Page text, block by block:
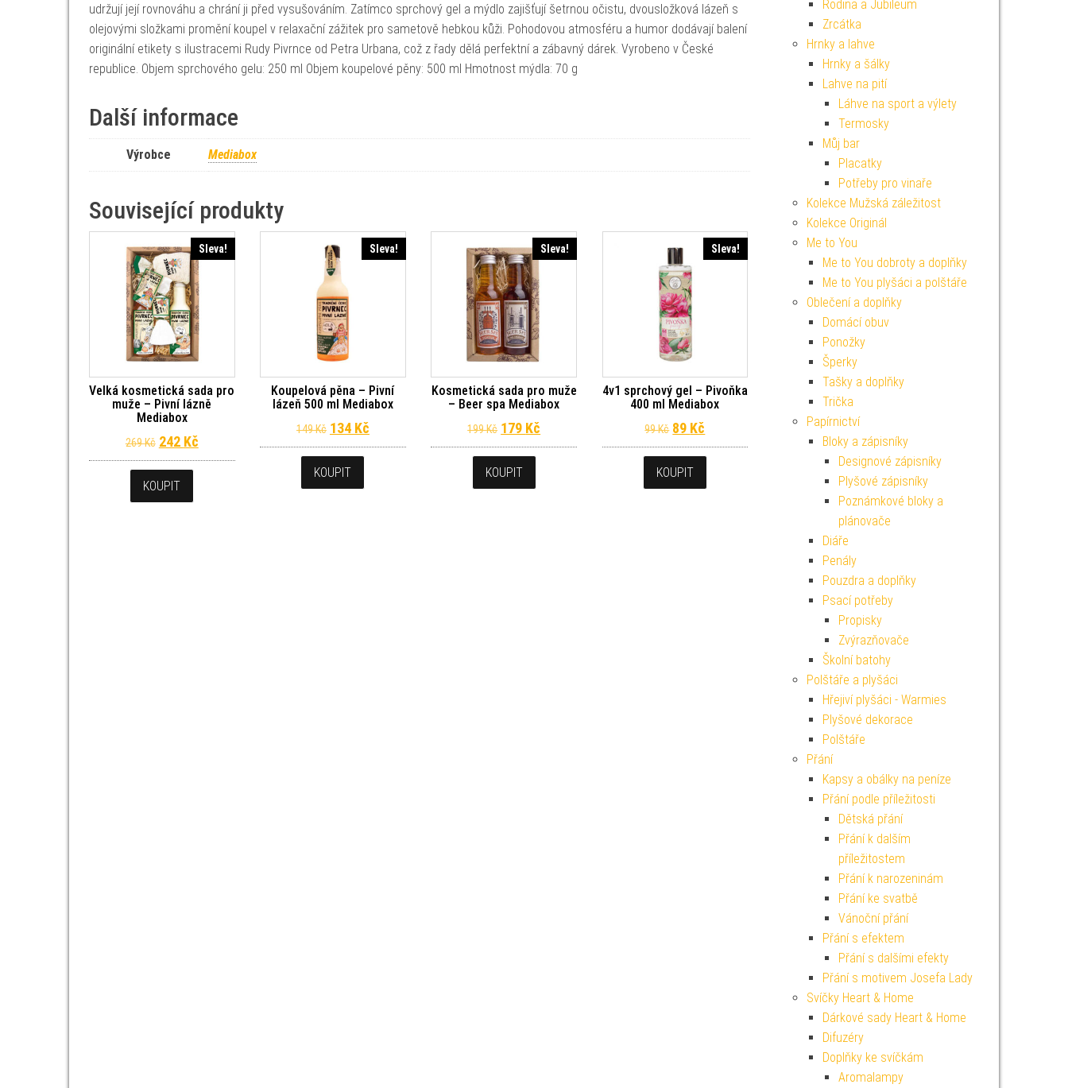
udržují její rovnováhu a chrání ji před vysušováním. Zatímco sprchový gel a mýdlo zajišťují šetrnou očistu, dvousložková lázeň s
olejovými složkami promění koupel v relaxační zážitek pro sametově hebkou kůži. Pohodovou atmosféru a humor dodávají balení
originální etikety s ilustracemi Rudy Pivrnce od Petra Urbana, což z řady dělá perfektní a zábavný dárek. Vyrobeno v České
republice. Objem sprchového gelu: 250 ml Objem koupelové pěny: 500 ml Hmotnost mýdla: 70 g
Další informace
Výrobce Mediabox
Související produkty
Sleva!
Velká kosmetická sada pro
muže – Pivní lázně
Mediabox
269Kč Původní cena byla: 269 Kč.
242 KčAktuální cena je: 242 Kč.
KOUPIT
Sleva!
Koupelová pěna – Pivní
lázeň 500 ml Mediabox
149Kč Původní cena byla: 149 Kč.
134 KčAktuální cena je: 134 Kč.
KOUPIT
Sleva!
Kosmetická sada pro muže
– Beer spa Mediabox
199Kč Původní cena byla: 199 Kč.
179 Kč Aktuální cena je: 179 Kč.
KOUPIT
Sleva!
4v1 sprchový gel – Pivoňka
400 ml Mediabox
99Kč Původní cena byla: 99 Kč.
89 Kč Aktuální cena je: 89 Kč.
KOUPIT
Rodina a Jubileum
Zrcátka
Hrnky a lahve
Hrnky a šálky
Lahve na pití
Láhve na sport a výlety
Termosky
Můj bar
Placatky
Potřeby pro vinaře
Kolekce Mužská záležitost
Kolekce Originál
Me to You
Me to You dobroty a doplňky
Me to You plyšáci a polštáře
Oblečení a doplňky
Domácí obuv
Ponožky
Šperky
Tašky a doplňky
Trička
Papírnictví
Bloky a zápisníky
Designové zápisníky
Plyšové zápisníky
Poznámkové bloky a
plánovače
Diáře
Penály
Pouzdra a doplňky
Psací potřeby
Propisky
Zvýrazňovače
Školní batohy
Polštáře a plyšáci
Hřejiví plyšáci - Warmies
Plyšové dekorace
Polštáře
Přání
Kapsy a obálky na peníze
Přání podle příležitosti
Dětská přání
Přání k dalším
příležitostem
Přání k narozeninám
Přání ke svatbě
Vánoční přání
Přání s efektem
Přání s dalšími efekty
Přání s motivem Josefa Lady
Svíčky Heart & Home
Dárkové sady Heart & Home
Difuzéry
Doplňky ke svíčkám
Aromalampy